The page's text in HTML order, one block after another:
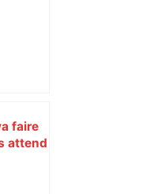
faire
attend